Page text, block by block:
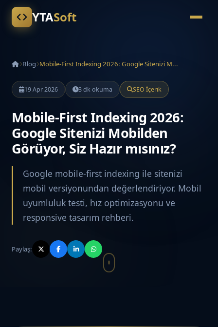
YTASoft
Blog Mobile-First Indexing 2026: Google Sitenizi M...
19 Apr 2026 3 dk okuma SEO İçerik
Mobile-First Indexing 2026:
Google Sitenizi Mobilden
Görüyor, Siz Hazır mısınız?
Google mobile-first indexing ile sitenizi
mobil versiyonundan değerlendiriyor. Mobil
uyumluluk testi, hız optimizasyonu ve
responsive tasarım rehberi.
Paylaş: